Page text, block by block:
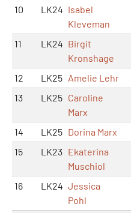
10 LK24 Isabel
Kleveman
11 LK24 Birgit
Kronshage
12 LK25 Amelie Lehr
13
LK25 Caroline
Marx
14 LK25 Dorina Marx
15
LK23 Ekaterina
Muschiol
16 LK24 Jessica
Pohl